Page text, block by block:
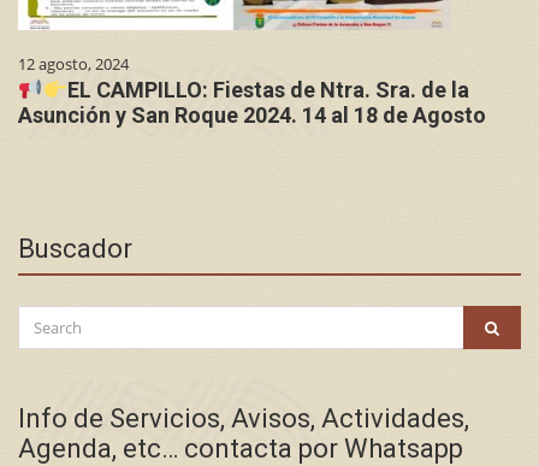
12 agosto, 2024
EL CAMPILLO: Fiestas de Ntra. Sra. de la
Asunción y San Roque 2024. 14 al 18 de Agosto
Buscador
Search
for:
Info de Servicios, Avisos, Actividades,
Agenda, etc… contacta por Whatsapp